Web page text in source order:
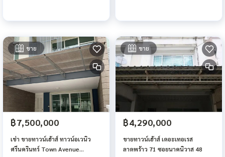
ขาย
฿7,500,000
เช่า ขายทาวน์เฮ้าส์ ทาวน์อเวนิว
ศรีนครินทร์ Town Avenue
ขาย
฿4,290,000
ขายทาวน์เฮ้าส์ เดอะเทอเรส
ลาดพร้าว 71 ซอยนาคนิวาส 48